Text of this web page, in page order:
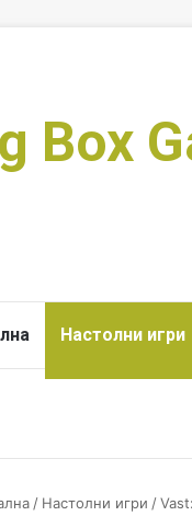
Box
Настолни игри
/ Настолни игри /